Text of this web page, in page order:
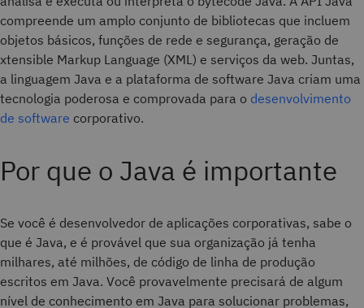
compreende um amplo conjunto de bibliotecas que incluem
objetos básicos, funções de rede e segurança, geração de
xtensible Markup Language (XML) e serviços da web. Juntas,
a linguagem Java e a plataforma de software Java criam uma
tecnologia poderosa e comprovada para o desenvolvimento
de software corporativo.
Por que o Java é importante
Se você é desenvolvedor de aplicações corporativas, sabe o
que é Java, e é provável que sua organização já tenha
milhares, até milhões, de código de linha de produção
escritos em Java. Você provavelmente precisará de algum
nível de conhecimento em Java para solucionar problemas,